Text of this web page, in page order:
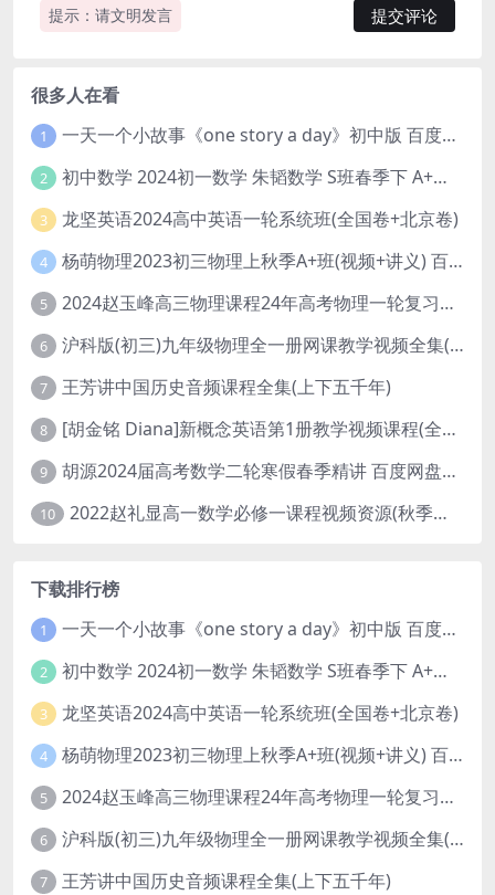
提示：请文明发言
很多人在看
1 一天一个小故事《one story a day》初中版 百度网盘分享下载
2 初中数学 2024初一数学 朱韬数学 S班春季下 A+班春季下 百度云网盘
3 龙坚英语2024高中英语一轮系统班(全国卷+北京卷)
4 杨萌物理2023初三物理上秋季A+班(视频+讲义) 百度网盘分享
5 2024赵玉峰高三物理课程24年高考物理一轮复习网课教程
6 沪科版(初三)九年级物理全一册网课教学视频全集(录播版 杜春雨 66讲)
7 王芳讲中国历史音频课程全集(上下五千年)
8 [胡金铭 Diana]新概念英语第1册教学视频课程(全集 百度网盘下载)
9 胡源2024届高考数学二轮寒假春季精讲 百度网盘分享
10 2022赵礼显高一数学必修一课程视频资源(秋季班 含讲义)百度网盘云
下载排行榜
1 一天一个小故事《one story a day》初中版 百度网盘分享下载
2 初中数学 2024初一数学 朱韬数学 S班春季下 A+班春季下 百度云网盘
3 龙坚英语2024高中英语一轮系统班(全国卷+北京卷)
4 杨萌物理2023初三物理上秋季A+班(视频+讲义) 百度网盘分享
5 2024赵玉峰高三物理课程24年高考物理一轮复习网课教程
6 沪科版(初三)九年级物理全一册网课教学视频全集(录播版 杜春雨 66讲)
7 王芳讲中国历史音频课程全集(上下五千年)